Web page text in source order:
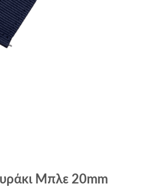
Μπλε 20mm